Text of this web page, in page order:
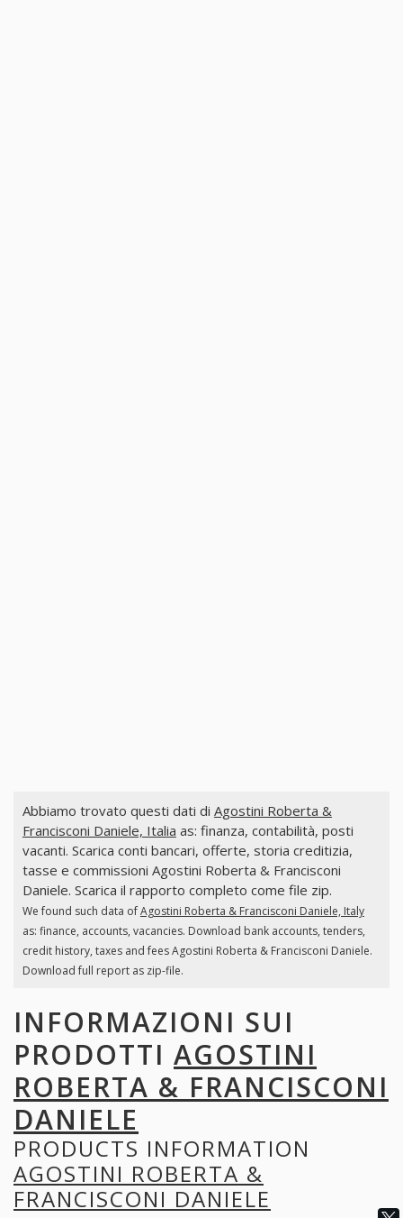
Abbiamo trovato questi dati di Agostini Roberta &
Francisconi Daniele, Italia as: finanza, contabilità, posti
vacanti. Scarica conti bancari, offerte, storia creditizia,
tasse e commissioni Agostini Roberta & Francisconi
Daniele. Scarica il rapporto completo come file zip.
We found such data ofAgostini Roberta & Francisconi Daniele, Italy
as: finance, accounts, vacancies. Download bank accounts, tenders,
credit history, taxes and fees Agostini Roberta & Francisconi Daniele.
Download full report as zip-file.
INFORMAZIONI SUI
PRODOTTI AGOSTINI
ROBERTA & FRANCISCONI
DANIELE
PRODUCTS INFORMATION
AGOSTINI ROBERTA &
FRANCISCONI DANIELE